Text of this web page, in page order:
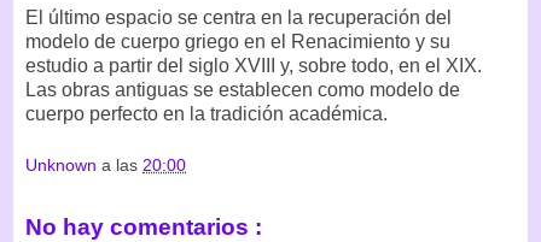
El último espacio se centra en la recuperación del
modelo de cuerpo griego en el Renacimiento y su
estudio a partir del siglo XVIII y, sobre todo, en el XIX.
Las obras antiguas se establecen como modelo de
cuerpo perfecto en la tradición académica.
Unknown a las 20:00
No hay comentarios :